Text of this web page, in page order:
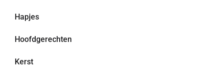
Hapjes
Hoofdgerechten
Kerst